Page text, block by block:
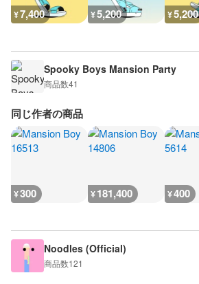
¥7,400 ¥5,200 ¥5,200
Spooky Boys Mansion Party
商品数41
同じ作者の商品
¥300 ¥181,400 ¥400
Noodles (Official)
商品数121